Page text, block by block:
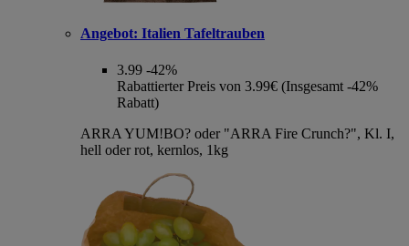
Angebot: Italien Tafeltrauben
3.99 -42%
Rabattierter Preis von 3.99€ (Insgesamt -42%
Rabatt)
ARRA YUM!BO? oder "ARRA Fire Crunch?", Kl. I,
hell oder rot, kernlos, 1kg